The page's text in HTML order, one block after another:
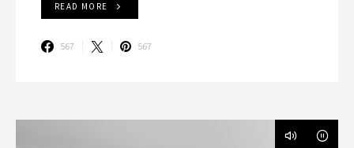
READ MORE
567 567